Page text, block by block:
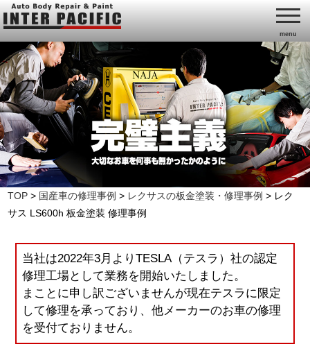
menu
TOP > 国産車の修理事例 > レクサスの板金塗装・修理事例 > レク
サス LS600h 板金塗装 修理事例
当社は2022年3月よりTESLA（テスラ）社の認定
修理工場として業務を開始いたしました。
まことに申し訳ございませんが現在テスラに限定
して修理を承っており、他メーカーのお車の修理
を受付ておりません。